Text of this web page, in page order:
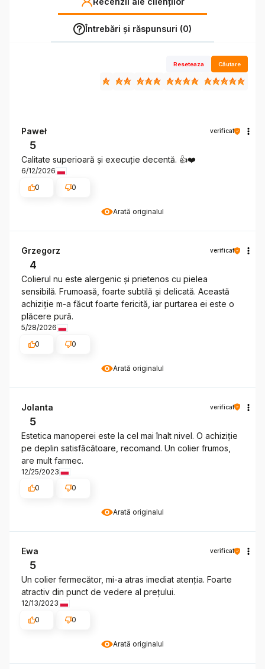
Întrebări și răspunsuri (0)
Reseteaza Căutare
Arată originalul
Paweł verificat
5
Calitate superioară și execuție decentă. 👍️❤️
6/12/2026
0
0
Arată originalul
Grzegorz verificat
4
Colierul nu este alergenic și prietenos cu pielea
sensibilă. Frumoasă, foarte subtilă și delicată. Această
achiziție m-a făcut foarte fericită, iar purtarea ei este o
plăcere pură.
5/28/2026
0
0
Arată originalul
Jolanta verificat
5
Estetica manoperei este la cel mai înalt nivel. O achiziție
pe deplin satisfăcătoare, recomand. Un colier frumos,
are mult farmec.
12/25/2023
0
0
Arată originalul
Ewa verificat
5
Un colier fermecător, mi-a atras imediat atenția. Foarte
atractiv din punct de vedere al prețului.
12/13/2023
0
0